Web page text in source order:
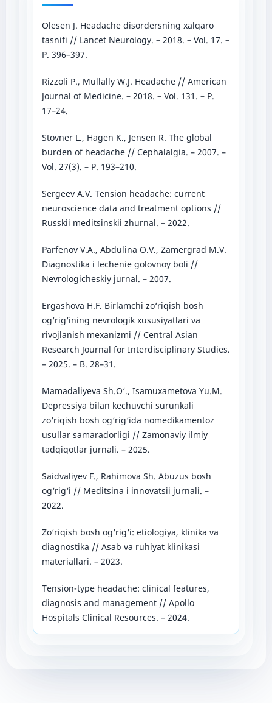
Olesen J. Headache disordersning xalqaro
tasnifi // Lancet Neurology. – 2018. – Vol. 17. –
P. 396–397.
Rizzoli P., Mullally W.J. Headache // American
Journal of Medicine. – 2018. – Vol. 131. – P.
17–24.
Stovner L., Hagen K., Jensen R. The global
burden of headache // Cephalalgia. – 2007. –
Vol. 27(3). – P. 193–210.
Sergeev A.V. Tension headache: current
neuroscience data and treatment options //
Russkii meditsinskii zhurnal. – 2022.
Parfenov V.A., Abdulina O.V., Zamergrad M.V.
Diagnostika i lechenie golovnoy boli //
Nevrologicheskiy jurnal. – 2007.
Ergashova H.F. Birlamchi zo‘riqish bosh
og‘rig‘ining nevrologik xususiyatlari va
rivojlanish mexanizmi // Central Asian
Research Journal for Interdisciplinary Studies.
– 2025. – B. 28–31.
Mamadaliyeva Sh.O‘., Isamuxametova Yu.M.
Depressiya bilan kechuvchi surunkali
zo‘riqish bosh og‘rig‘ida nomedikamentoz
usullar samaradorligi // Zamonaviy ilmiy
tadqiqotlar jurnali. – 2025.
Saidvaliyev F., Rahimova Sh. Abuzus bosh
og‘rig‘i // Meditsina i innovatsii jurnali. –
2022.
Zo‘riqish bosh og‘rig‘i: etiologiya, klinika va
diagnostika // Asab va ruhiyat klinikasi
materiallari. – 2023.
Tension-type headache: clinical features,
diagnosis and management // Apollo
Hospitals Clinical Resources. – 2024.